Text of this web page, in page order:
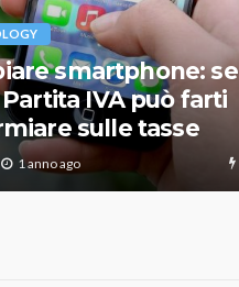
smartphone: se
Partita IVA può farti
sulle tasse
1 anno ago